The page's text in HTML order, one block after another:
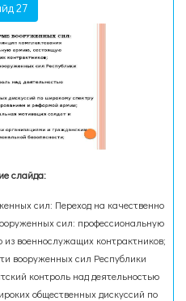
27
слайда:
сил: Переход на качественно
сил: профессиональную
военнослужащих контрактников;
вооруженных сил Республики
контроль над деятельностью
общественных дискуссий по